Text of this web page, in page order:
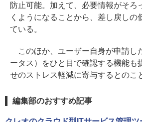
防止可能。加えて、必要情報がそろ
くようになることから、差し戻しの
ている。
このほか、ユーザー自身が申請し
ータス）をひと目で確認する機能も
せのストレス軽減に寄与するとのこ
編集部のおすすめ記事